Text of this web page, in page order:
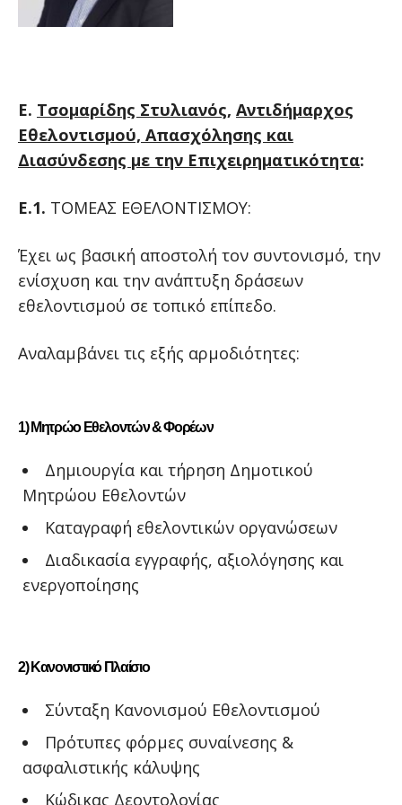
Ε. Τσομαρίδης Στυλιανός, Αντιδήμαρχος
Εθελοντισμού, Απασχόλησης και
Διασύνδεσης με την Επιχειρηματικότητα:
Ε.1. ΤΟΜΕΑΣ ΕΘΕΛΟΝΤΙΣΜΟΥ:
Έχει ως βασική αποστολή τον συντονισμό, την
ενίσχυση και την ανάπτυξη δράσεων
εθελοντισμού σε τοπικό επίπεδο.
Αναλαμβάνει τις εξής αρμοδιότητες:
1) Μητρώο Εθελοντών & Φορέων
Δημιουργία και τήρηση Δημοτικού
Μητρώου Εθελοντών
Καταγραφή εθελοντικών οργανώσεων
Διαδικασία εγγραφής, αξιολόγησης και
ενεργοποίησης
2) Κανονιστικό Πλαίσιο
Σύνταξη Κανονισμού Εθελοντισμού
Πρότυπες φόρμες συναίνεσης &
ασφαλιστικής κάλυψης
Κώδικας Δεοντολογίας